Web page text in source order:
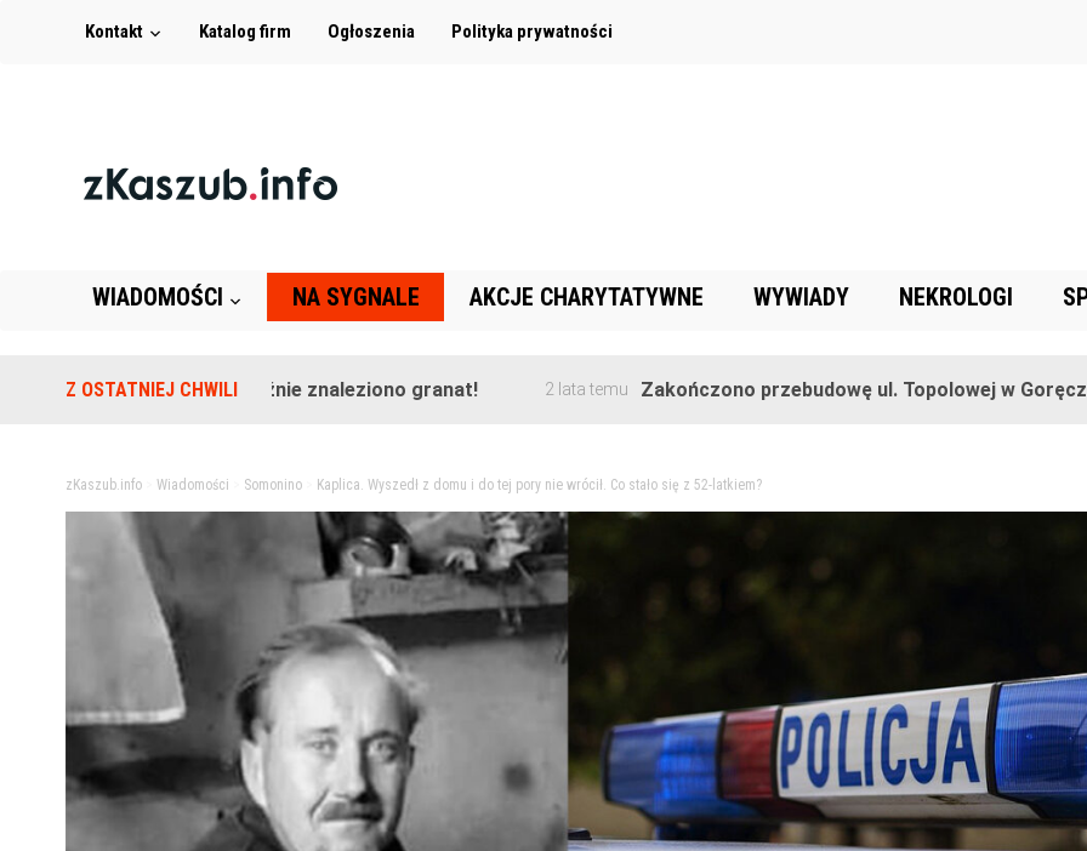
Kontakt Katalog firm Ogłoszenia Polityka prywatności
WIADOMOŚCI NA SYGNALE AKCJE CHARYTATYWNE WYWIADY NEKROLOGI
Z OSTATNIEJ CHWILI
szkoły w Leźnie znaleziono granat! 2 lata temu Zakończono przebudowę ul. Topolowej w Goręczynie
zKaszub.info> Wiadomości Somonino> Kaplica. Wyszedł z domu i do tej pory nie wrócił. Co stało się z 52-latkiem?